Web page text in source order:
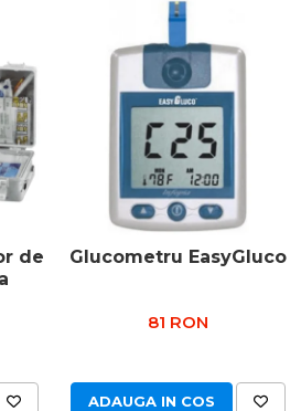
de
Glucometru EasyGluco
81 RON
ADAUGA IN COS